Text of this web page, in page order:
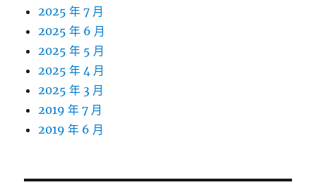
2025 年 7 月
2025 年 6 月
2025 年 5 月
2025 年 4 月
2025 年 3 月
2019 年 7 月
2019 年 6 月